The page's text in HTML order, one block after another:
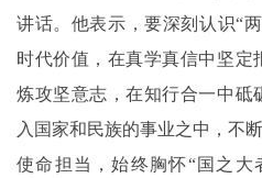
讲话。他表示，要深刻认识“
时代价值，在真学真信中坚定
炼攻坚意志，在知行合一中砥
入国家和民族的事业之中，不
使命担当，始终胸怀“国之大